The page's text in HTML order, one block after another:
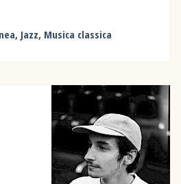
Jazz, Musica classica